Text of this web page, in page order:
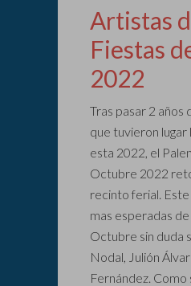
Artistas
Fiestas
2022
Tras pasar 2 años
que tuvieron
esta 2022, el
Octubre 2022
recinto ferial.
mas esperadas
Octubre sin duda
Nodal, Julión
Fernández.